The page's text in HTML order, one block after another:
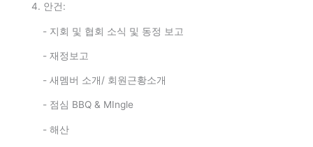
4. 안건:
- 지회 및 협회 소식 및 동정 보고
- 재정보고
- 새멤버 소개/ 회원근황소개
- 점심 BBQ & MIngle
- 해산